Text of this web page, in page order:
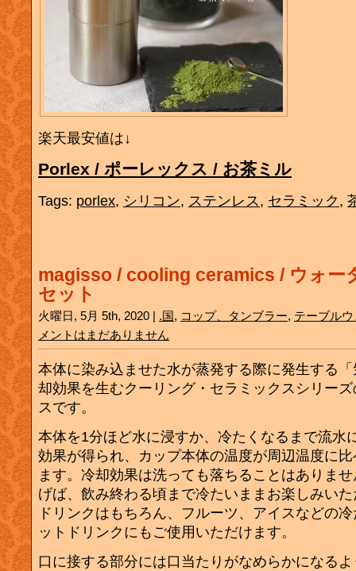
楽天最安値は↓
Porlex / ポーレックス / お茶ミル
Tags: porlex, シリコン, ステンレス , セラミック ,
magisso / cooling ceramics / ウォー
セット
火曜日, 5月 5th, 2020 | .国, コップ、タンブラー, テーブル
メントはまだありません
本体に染み込ませた水が蒸発する際に発生する
却効果を生むクーリング・セラミックスシリー
スです。
本体を1分ほど水に浸すか、冷たくなるまで流水
効果が得られ、カップ本体の温度が周辺温度に
ます。冷却効果は洗っても落ちることはありま
げば、飲み終わる頃まで冷たいままお楽しみい
ドリンクはもちろん、フルーツ、アイスなどの
ットドリンクにもご使用いただけます。
口に接する部分には口当たりがなめらかになる